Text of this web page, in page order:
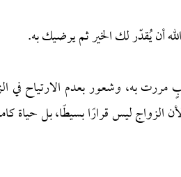
أن يُقدّر لك الخير ثم يرضيك به.
به، وشعور بعدم الارتياح
الزواج ليس قرارًا بسيطًا، بل حياة